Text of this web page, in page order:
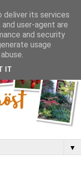
▼
deliver its services
user-agent are
and security
usage
IT